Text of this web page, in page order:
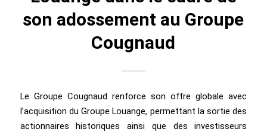
son adossement au Groupe
Cougnaud
Le Groupe Cougnaud renforce son offre globale avec
l’acquisition du Groupe Louange, permettant la sortie des
actionnaires historiques ainsi que des investisseurs